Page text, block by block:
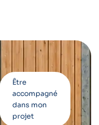
Être
accompagné
dans mon
projet